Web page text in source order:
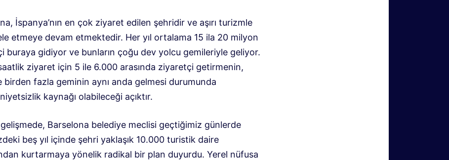
​​​​İspanya’nın en çok ziyaret edilen şehridir ve aşırı turizmle
etmeye devam etmektedir. Her yıl ortalama 15 ila 20 milyon
buraya gidiyor ve bunların çoğu dev yolcu gemileriyle geliyor.
ziyaret için 5 ile 6.000 arasında ziyaretçi getirmenin,
birden fazla geminin aynı anda gelmesi durumunda
kaynağı olabileceği açıktır.
gelişmede, Barselona belediye meclisi geçtiğimiz günlerde
beş yıl içinde şehri yaklaşık 10.000 turistik daire
kurtarmaya yönelik radikal bir plan duyurdu. Yerel nüfusa